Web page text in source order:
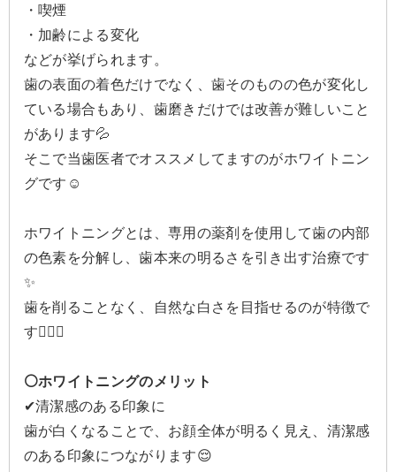
・喫煙
・加齢による変化
などが挙げられます。
歯の表面の着色だけでなく、歯そのものの色が変化し
ている場合もあり、歯磨きだけでは改善が難しいこと
があります💦
そこで当歯医者でオススメしてますのがホワイトニン
グです☺️
ホワイトニングとは、専用の薬剤を使用して歯の内部
の色素を分解し、歯本来の明るさを引き出す治療です
✨
歯を削ることなく、自然な白さを目指せるのが特徴で
す💁🏻‍♀️
⚪️ホワイトニングのメリット
✔清潔感のある印象に
歯が白くなることで、お顔全体が明るく見え、清潔感
のある印象につながります😌